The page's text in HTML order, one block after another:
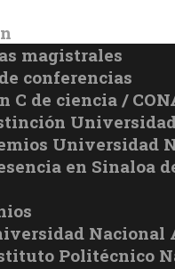
magistrales
conferencias
C de ciencia /
Universidad
en Sinaloa
Nacional
Politécnico